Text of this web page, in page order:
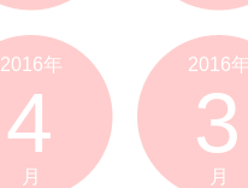
2016年
4
月
2016
3
月